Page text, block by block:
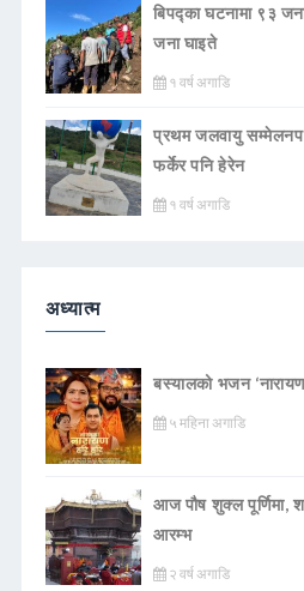
बिपद्का घटनामा ९३
जना घाइते
१ वर्ष अगाडि
प्रथम जलवायु
फर्केर पनि हेरेन
१ वर्ष अगाडि
अध्यात्म
बस्यालको भजन ‘नारायण
५ महिना अगाडि
आज पौष शुक्ल पूर्णिमा,
आरम्भ
२ वर्ष अगाडि